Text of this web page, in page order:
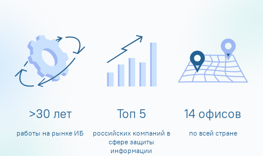
>30 лет
работы на рынке ИБ
Топ 5
российских компаний в
сфере защиты
информации
14 офисов
по всей стране